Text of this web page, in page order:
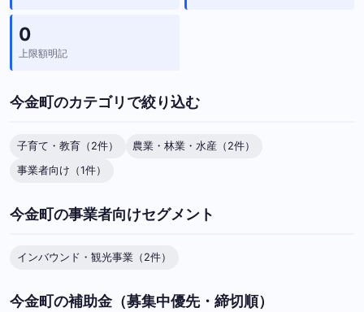
0
上限額明記
今金町のカテゴリで絞り込む
子育て・教育（2件）
農業・林業・水産（2件）
事業者向け（1件）
今金町の事業者向けセグメント
インバウンド・観光事業（2件）
今金町の補助金（募集中優先・締切順）